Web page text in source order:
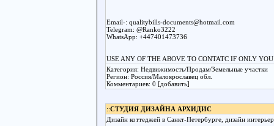
Email-: qualitybills-documents@hotmail.com
Telegram: @Ranko3222
WhatsApp: +447401473736
USE ANY OF THE ABOVE TO CONTATC IF ONLY
Категория: Недвижимость/Продам/Земельные участки
Регион: Россия/Малоярославец обл.
Комментариев: 0 [добавить]
::СТУДИЯ ДИЗАЙНА АРХИДИС
Дизайн коттеджей в Санкт-Петербурге, дизайн